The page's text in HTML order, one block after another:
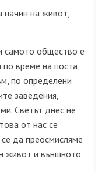
начин на живот,
самото общество е
време на поста,
по определени
заведения,
Светът днес не
от нас се
се да преосмисляме
живот и външното